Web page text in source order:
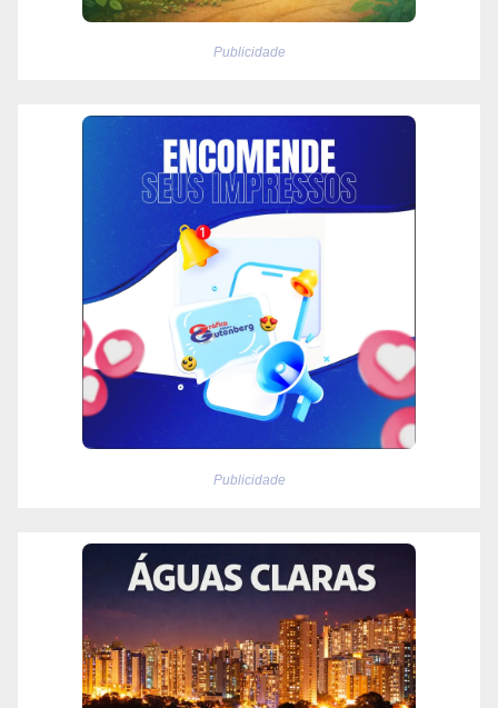
Publicidade
Publicidade